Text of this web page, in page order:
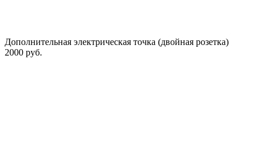
Дополнительная электрическая точка (двойная розетка)
2000 руб.